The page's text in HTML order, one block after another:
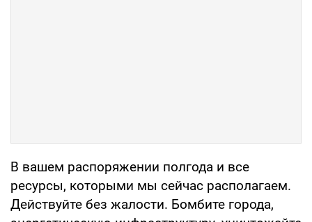
В вашем распоряжении полгода и все
ресурсы, которыми мы сейчас располагаем.
Действуйте без жалости. Бомбите города,